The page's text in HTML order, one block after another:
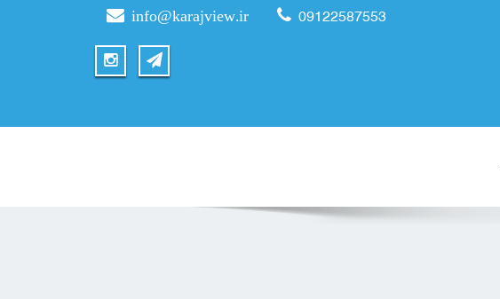
info@karajview.ir 09122587553